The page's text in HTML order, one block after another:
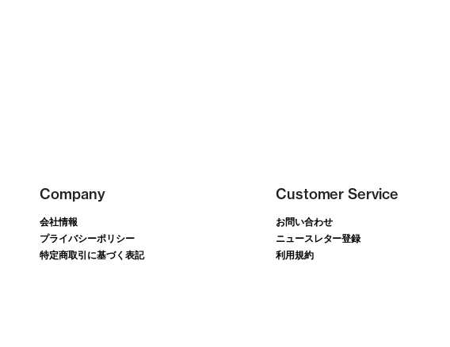
Company
会社情報
プライバシーポリシー
特定商取引に基づく表記
Customer Service
お問い合わせ
ニュースレター登録
利用規約